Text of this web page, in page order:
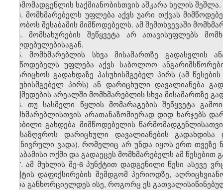
წარმომადგენლის საქმიანობისთვის აშკარა ხელის შეშლა.
3. მომხმარებელს უფლება აქვს უარი თქვას
აცნობოს შესაბამის მიმწოდებელს. ამ შემთხვევაში
4. მომსახურების შეწყვეტა არ ათავისუფლებს
ვალდებულებისაგან.
5. მომხმარებლის სხვა მისამართზე გადასვლის
მიმწოდებელს უფლება აქვს საბოლოო
დაარიცხოს გადახდაზე პასუხისმგებელ პირს (ამ
პასუხისმგებელ პირს) ან დარიცხული დავალიანება
მოქმედების არეალში მომხმარებლის სხვა მისამართზე
6. თუ სასმელი წყლის მომარაგების შეწყვეტა
მომხმარებლისთვის არათანაზომიერად დიდ ხარჯებს
ცნობილი გახდება მიმწოდებელის
განსაზღვროს დარიცხული დავალიანების
(გონივრული ვადა), რომელიც არ უნდა იყოს ერთ თვეზე
შესაბამისი ოქმი და გადაეცეს მომხმარებელს ამ
7. ამ მუხლის მე-6 პუნქტით დადგენილი წესი ასევე
ფაქტის დაფიქსირების შემდგომ პერიოდზე,
უნდა განხორციელდეს ისე, როგორც ეს